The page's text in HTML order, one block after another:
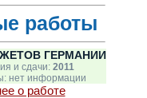
работы
ГЕРМАНИИ
и сдачи: 2011
нет информации
о работе